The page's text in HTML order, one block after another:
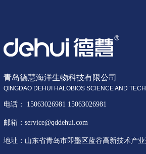
青岛德慧海洋生物科技有限公司
QINGDAO DEHUI HALOBIOS SCIENCE AND
电话： 15063026981 15063026981
邮箱：service@qddehui.com
地址：山东省青岛市即墨区蓝谷高新技术产